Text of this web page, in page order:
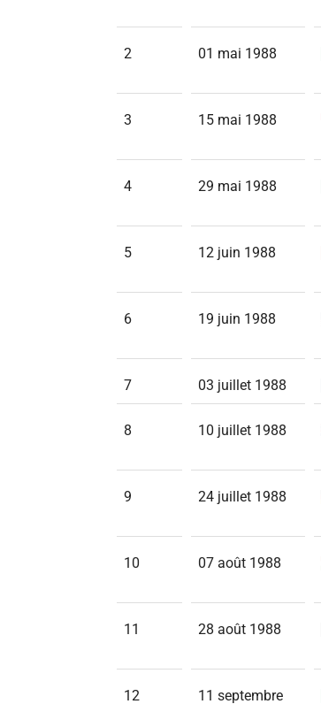
2 01 mai 1988
3 15 mai 1988
4 29 mai 1988
5 12 juin 1988
6 19 juin 1988
7 03 juillet 1988
8 10 juillet 1988
9 24 juillet 1988
10 07 août 1988
11 28 août 1988
12
11 septembre